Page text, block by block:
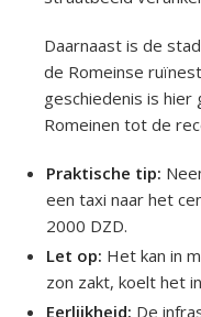
Daarnaast is de
de Romeinse
geschiedenis is hier
Romeinen tot de
Praktische tip:
een taxi naar het
2000 DZD.
Let op: Het kan in
zon zakt, koelt het
Eerlijkheid: De